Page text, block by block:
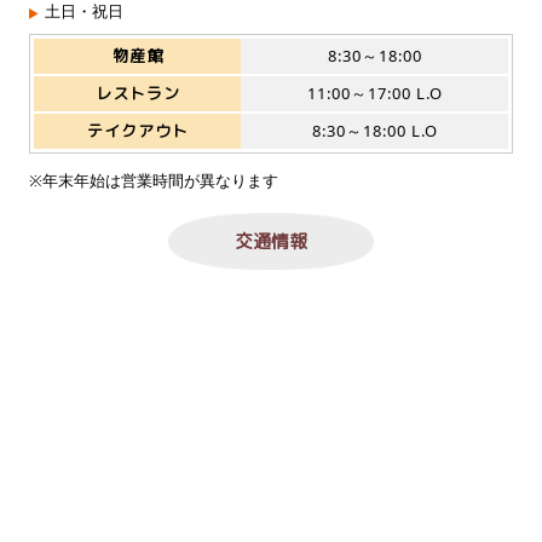
土日・祝日
物産館
8:30～18:00
レストラン
11:00～17:00 L.O
テイクアウト
8:30～18:00 L.O
※年末年始は営業時間が異なります
交通情報